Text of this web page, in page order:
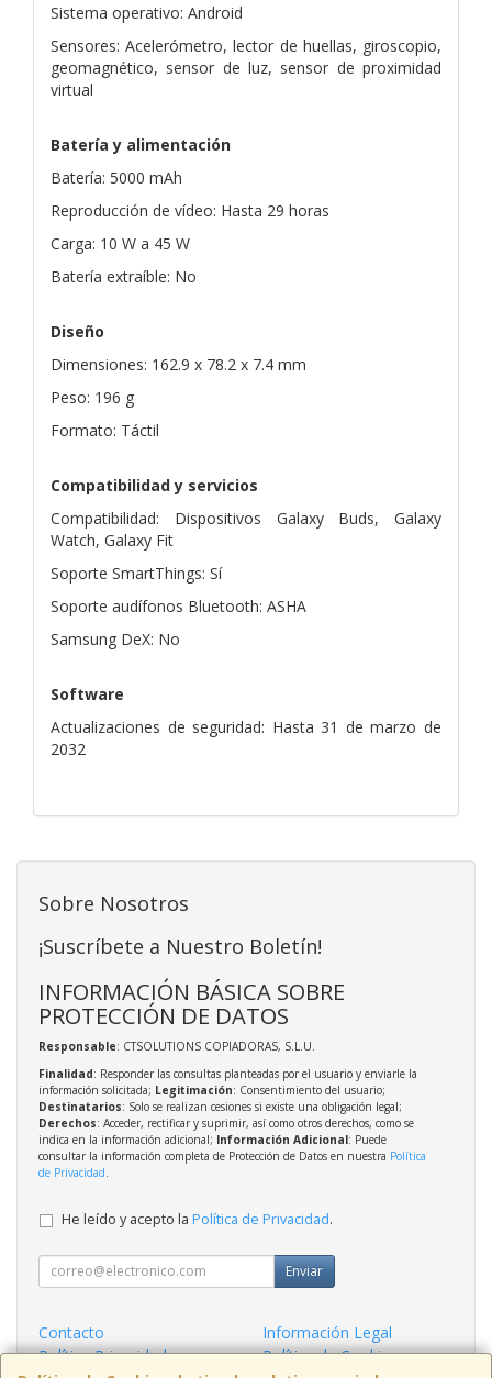
Sistema operativo: Android
Sensores: Acelerómetro, lector de huellas, giroscopio,
geomagnético, sensor de luz, sensor de proximidad
virtual
Batería y alimentación
Batería: 5000 mAh
Reproducción de vídeo: Hasta 29 horas
Carga: 10 W a 45 W
Batería extraíble: No
Diseño
Dimensiones: 162.9 x 78.2 x 7.4 mm
Peso: 196 g
Formato: Táctil
Compatibilidad y servicios
Compatibilidad: Dispositivos Galaxy Buds, Galaxy
Watch, Galaxy Fit
Soporte SmartThings: Sí
Soporte audífonos Bluetooth: ASHA
Samsung DeX: No
Software
Actualizaciones de seguridad: Hasta 31 de marzo de
2032
Sobre Nosotros
¡Suscríbete a Nuestro Boletín!
INFORMACIÓN BÁSICA SOBRE
PROTECCIÓN DE DATOS
Responsable: CTSOLUTIONS COPIADORAS, S.L.U.
Finalidad: Responder las consultas planteadas por el usuario y enviarle la
información solicitada; Legitimación: Consentimiento del usuario;
Destinatarios: Solo se realizan cesiones si existe una obligación legal;
Derechos: Acceder, rectificar y suprimir, así como otros derechos, como se
indica en la información adicional; Información Adicional: Puede
consultar la información completa de Protección de Datos en nuestra Política
de Privacidad
He leído y acepto la Política de Privacidad.
Enviar
Contacto
Información Legal
Política Privacidad
Política de Cookies